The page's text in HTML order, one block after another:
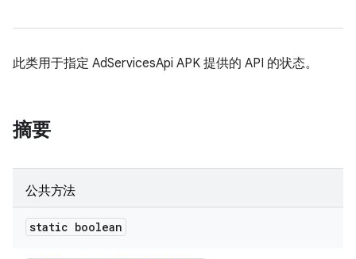
此类用于指定 AdServicesApi APK 提供的 API 的状态。
摘要
公共方法
static boolean